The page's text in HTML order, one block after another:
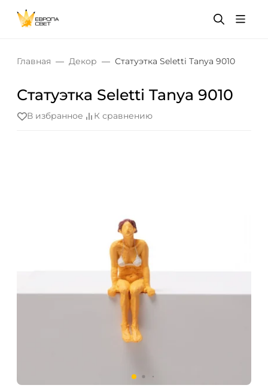
Главная Декор Статуэтка Seletti Tanya 9010
Статуэтка Seletti Tanya 9010
В избранное К сравнению